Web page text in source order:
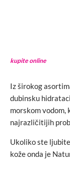
kupite online
Iz širokog
dubinsku
morskom vodom,
najrazličitijih
Ukoliko ste
kože onda je